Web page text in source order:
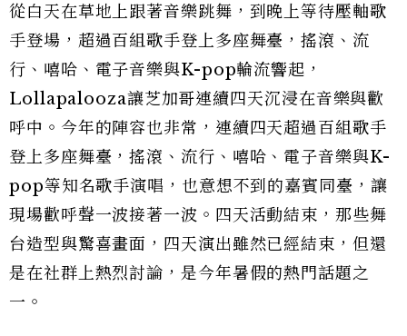
從白天在草地上跟著音樂跳舞，到晚上等待壓軸歌
手登場，超過百組歌手登上多座舞臺，搖滾、流
行、嘻哈、電子音樂與K-pop輪流響起，
Lollapalooza讓芝加哥連續四天沉浸在音樂與歡
呼中。今年的陣容也非常，連續四天超過百組歌手
登上多座舞臺，搖滾、流行、嘻哈、電子音樂與K-
pop等知名歌手演唱，也意想不到的嘉賓同臺，讓
現場歡呼聲一波接著一波。四天活動結束，那些舞
台造型與驚喜畫面，四天演出雖然已經結束，但還
是在社群上熱烈討論，是今年暑假的熱門話題之
一。